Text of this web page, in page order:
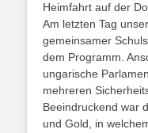
Heimfahrt auf der
Am letzten Tag
gemeinsamer
dem Programm.
ungarische
mehreren
Beeindruckend war
und Gold, in